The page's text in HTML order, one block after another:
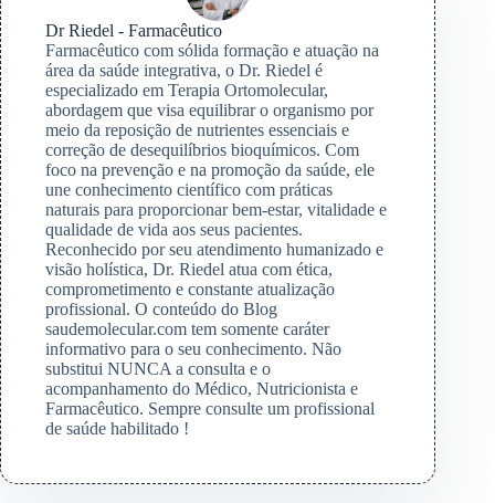
Dr Riedel - Farmacêutico
Farmacêutico com sólida formação e atuação na
área da saúde integrativa, o Dr. Riedel é
especializado em Terapia Ortomolecular,
abordagem que visa equilibrar o organismo por
meio da reposição de nutrientes essenciais e
correção de desequilíbrios bioquímicos. Com
foco na prevenção e na promoção da saúde, ele
une conhecimento científico com práticas
naturais para proporcionar bem-estar, vitalidade e
qualidade de vida aos seus pacientes.
Reconhecido por seu atendimento humanizado e
visão holística, Dr. Riedel atua com ética,
comprometimento e constante atualização
profissional. O conteúdo do Blog
saudemolecular.com tem somente caráter
informativo para o seu conhecimento. Não
substitui NUNCA a consulta e o
acompanhamento do Médico, Nutricionista e
Farmacêutico. Sempre consulte um profissional
de saúde habilitado !